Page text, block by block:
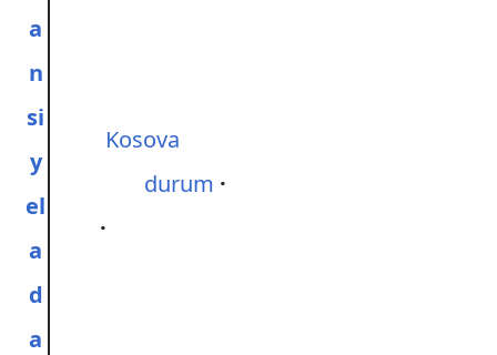
a
n
si
y
el
a
d
a
Kosova
durum